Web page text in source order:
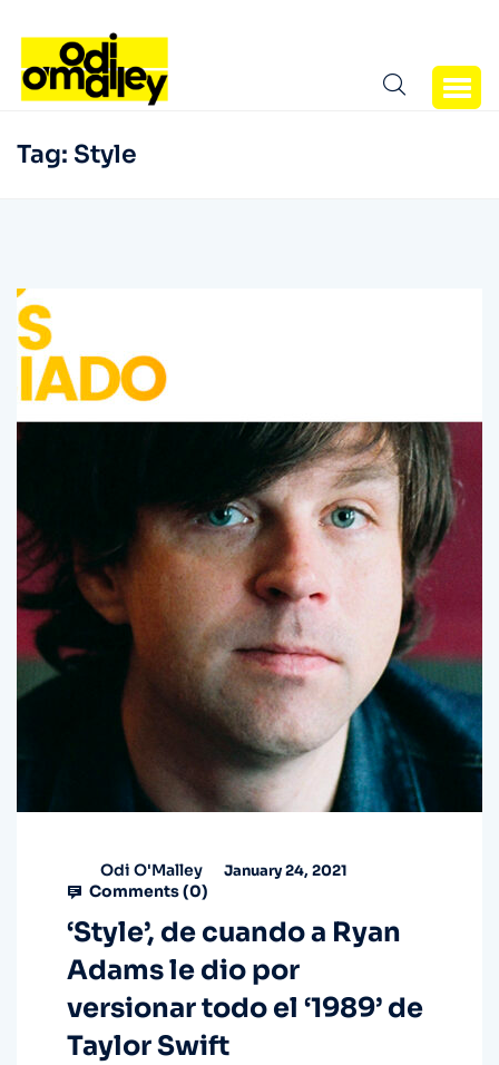
Tag: Style
Odi O'Malley January 24, 2021
Comments (0)
‘Style’, de cuando a Ryan
Adams le dio por
versionar todo el ‘1989’ de
Taylor Swift